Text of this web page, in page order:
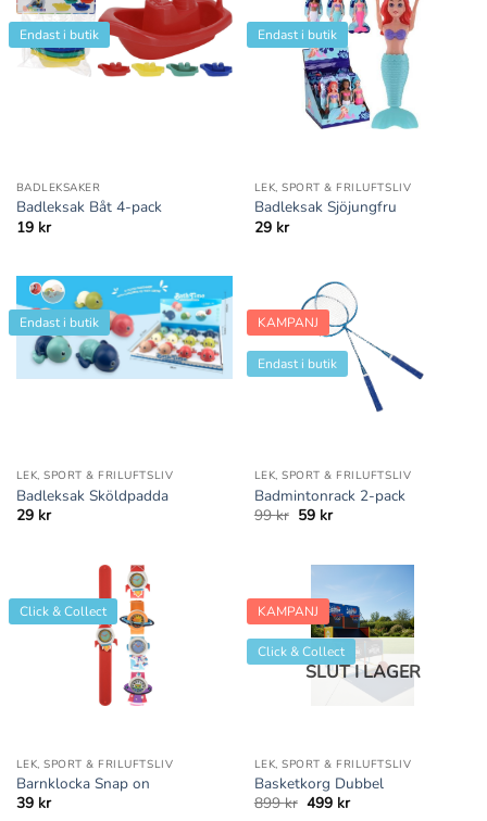
Endast i butik
BADLEKSAKER
Badleksak Båt 4-pack
19 kr
Endast i butik
LEK, SPORT & FRILUFTSLIV
Badleksak Sjöjungfru
29 kr
Endast i butik
LEK, SPORT & FRILUFTSLIV
Badleksak Sköldpadda
29 kr
KAMPANJ
Endast i butik
LEK, SPORT & FRILUFTSLIV
Badmintonrack 2-pack
99kr Det
99 kr.
59 krDet
59 kr.
Click & Collect
LEK, SPORT & FRILUFTSLIV
Barnklocka Snap on
39 kr
KAMPANJ
Click & Collect
SLUT I LAGER
LEK, SPORT & FRILUFTSLIV
Basketkorg Dubbel
899kr Det
499 krDet